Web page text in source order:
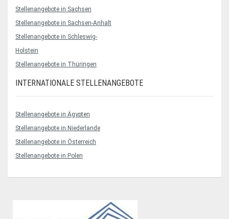
Stellenangebote in Sachsen
Stellenangebote in Sachsen-Anhalt
Stellenangebote in Schleswig-
Holstein
Stellenangebote in Thüringen
INTERNATIONALE STELLENANGEBOTE
Stellenangebote in Ägypten
Stellenangebote in Niederlande
Stellenangebote in Österreich
Stellenangebote in Polen